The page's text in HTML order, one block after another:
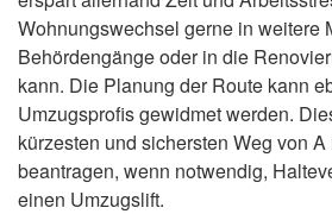
Wohnungswechsel gerne in weitere
Behördengänge oder in die
kann. Die Planung der Route kann
Umzugsprofis gewidmet werden.
kürzesten und sichersten Weg von
beantragen, wenn notwendig,
einen Umzugslift.